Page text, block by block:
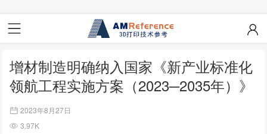
增材制造明确纳入国家《新产业标准化
领航工程实施方案（2023─2035年）》
2023年8月27日
3.97K